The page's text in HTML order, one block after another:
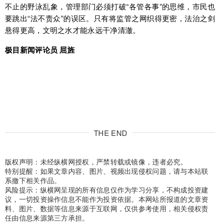
不止的野泳乱象，管理部门必须打破“各管各事”的思维，市民也
要跳出“法不责众”的误区。只有将监管之网织得更密，法治之剑
悬得更高，文明之水才能永远干净清澈。
极目新闻评论员 屈旌
THE END
版权声明：未经纵横网授权，严禁转载或镜像，违者必究。
特别提醒：如果文章内容、图片、视频出现侵权问题，请与本站联
系撤下相关作品。
风险提示：纵横网呈现的所有信息仅作为学习分享，不构成投资建
议，一切投资操作信息不能作为投资依据。本网站所报道的文章资
料、图片、数据等信息来源于互联网，仅供参考使用，相关侵权责
任由信息来源第三方承担。